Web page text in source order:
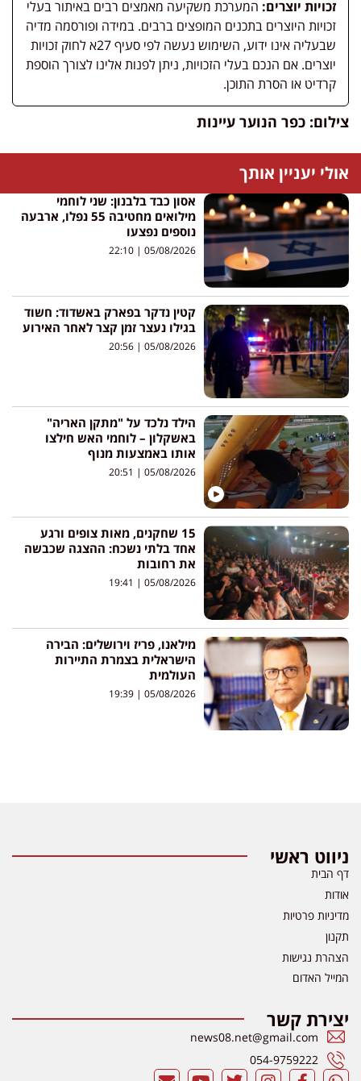
זכויות יוצרים: המערכת משקיעה מאמצים רבים באיתור בעלי
זכויות היוצרים בתכנים המופצים ברבים. במידה ופורסמה מדיה
שבעליה אינו ידוע, השימוש נעשה לפי סעיף 27א לחוק זכויות
יוצרים. אם הנכם בעלי הזכויות, ניתן לפנות אלינו לצורך הוספת
קרדיט או הסרת התוכן.
צילום: כפר הנוער עיינות
אולי יעניין אותך
אסון כבד בלבנון: שני לוחמי
מילואים מחטיבה 55 נפלו, ארבעה
נוספים נפצעו
05/08/2026
קטין נדקר בפארק באשדוד: חשוד
בגילו נעצר זמן קצר לאחר האירוע
05/08/2026
הילד נלכד על "מתקן האריה"
באשקלון – לוחמי האש חילצו
אותו באמצעות מנוף
05/08/2026
15 שחקנים, מאות צופים ורגע
אחד בלתי נשכח: ההצגה שכבשה
את רחובות
05/08/2026
מילאנו, פריז וירושלים: הבירה
הישראלית בצמרת התיירות
העולמית
05/08/2026
ניווט ראשי
דף הבית
אודות
מדיניות פרטיות
תקנון
הצהרת נגישות
המייל האדום
יצירת קשר
news08.net@gmail.com
054-9759222